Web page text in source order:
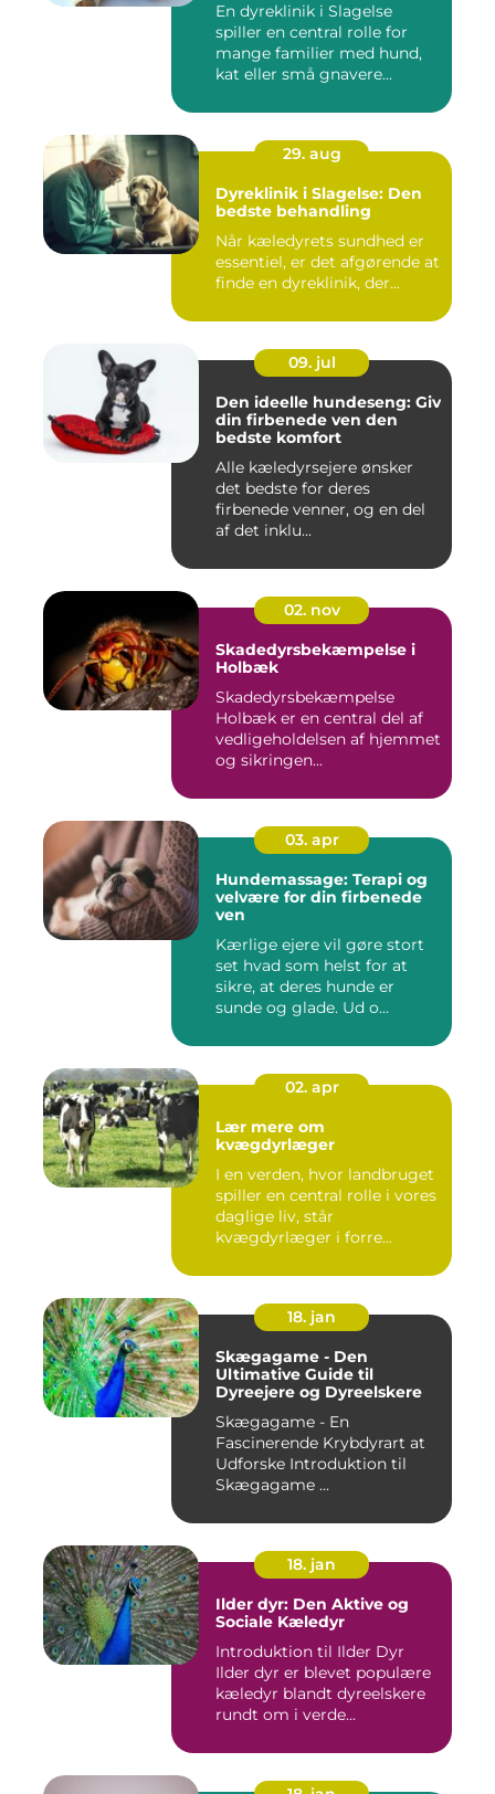
En dyreklinik i Slagelse
spiller en central rolle for
mange familier med hund,
kat eller små gnavere...
29. aug
Dyreklinik i Slagelse: Den
bedste behandling
Når kæledyrets sundhed er
essentiel, er det afgørende at
finde en dyreklinik, der...
09. jul
Den ideelle hundeseng: Giv
din firbenede ven den
bedste komfort
Alle kæledyrsejere ønsker
det bedste for deres
firbenede venner, og en del
af det inklu...
02. nov
Skadedyrsbekæmpelse i
Holbæk
Skadedyrsbekæmpelse
Holbæk er en central del af
vedligeholdelsen af hjemmet
og sikringen...
03. apr
Hundemassage: Terapi og
velvære for din firbenede
ven
Kærlige ejere vil gøre stort
set hvad som helst for at
sikre, at deres hunde er
sunde og glade. Ud o...
02. apr
Lær mere om
kvægdyrlæger
I en verden, hvor landbruget
spiller en central rolle i vores
daglige liv, står
kvægdyrlæger i forre...
18. jan
Skægagame - Den
Ultimative Guide til
Dyreejere og Dyreelskere
Skægagame - En
Fascinerende Krybdyrart at
Udforske Introduktion til
Skægagame ...
18. jan
Ilder dyr: Den Aktive og
Sociale Kæledyr
Introduktion til Ilder Dyr
Ilder dyr er blevet populære
kæledyr blandt dyreelskere
rundt om i verde...